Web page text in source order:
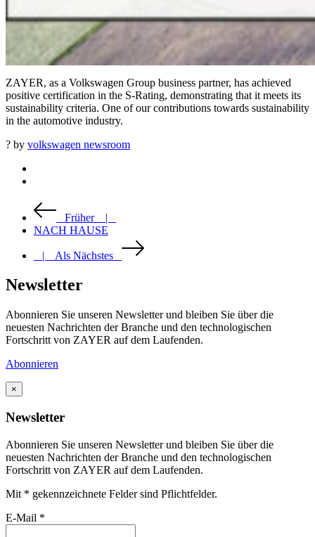
ZAYER, as a Volkswagen Group business partner, has achieved
positive certification in the S-Rating, demonstrating that it meets its
sustainability criteria. One of our contributions towards sustainability
in the automotive industry.
? by volkswagen newsroom
Früher |
NACH HAUSE
| Als Nächstes
Newsletter
Abonnieren Sie unseren Newsletter und bleiben Sie über die
neuesten Nachrichten der Branche und den technologischen
Fortschritt von ZAYER auf dem Laufenden.
Abonnieren
×
Newsletter
Abonnieren Sie unseren Newsletter und bleiben Sie über die
neuesten Nachrichten der Branche und den technologischen
Fortschritt von ZAYER auf dem Laufenden.
Mit * gekennzeichnete Felder sind Pflichtfelder.
E-Mail *